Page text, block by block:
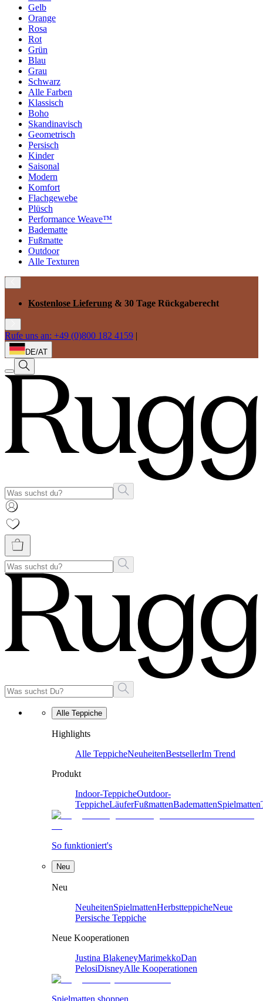
Gelb
Orange
Rosa
Rot
Grün
Blau
Grau
Schwarz
Alle Farben
Klassisch
Boho
Skandinavisch
Geometrisch
Persisch
Kinder
Saisonal
Modern
Komfort
Flachgewebe
Plüsch
Performance Weave™
Badematte
Fußmatte
Outdoor
Alle Texturen
Kostenlose Lieferung & 30 Tage Rückgaberecht
Rufe uns an: +49 (0)800 182 4159 |
DE/AT
Alle Teppiche
Highlights
Alle TeppicheNeuheitenBestsellerIm Trend
Produkt
Indoor-TeppicheOutdoor-
TeppicheLäuferFußmattenBademattenSpielmatten
So funktioniert's
Neu
Neu
NeuheitenSpielmattenHerbstteppicheNeue
Persische Teppiche
Neue Kooperationen
Justina BlakeneyMarimekkoDan
PelosiDisneyAlle Kooperationen
Spielmatten shoppen